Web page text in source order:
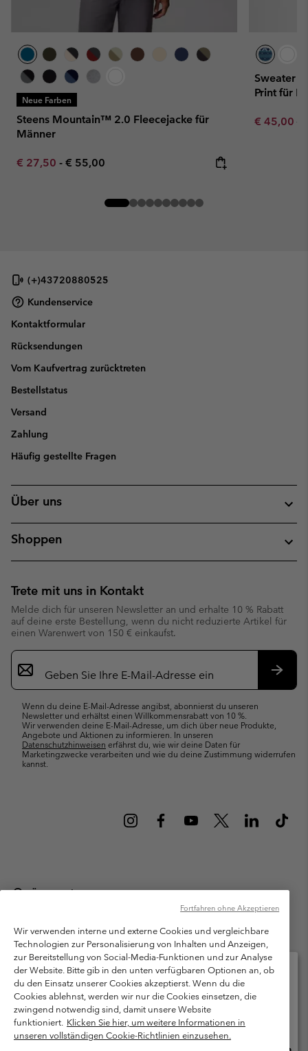
Neue Farben
Steens Mountain™ 2.0 Fleecejacke für
Männer
Minimum sale price:
€ 27,50 - Maximum price:
€ 55,00
Sweater
Print für
Sale price:
€ 45,00€
(+)43720880525
Kundenservice
Kontaktformular
Rücksendungen
Vom Kaufvertrag zurücktreten
Bestellstatus
Versand
Zahlung
Häufig gestellte Fragen
Über uns
Shoppen
Trete mit uns in Kontakt
Melde dich für unseren Newsletter an und erhalte 10 % Rabatt
auf deine erste Bestellung, wenn du nicht reduzierte Artikel für
einen Warenwert von 150 € einkaufst.
Newsletter-
Anmeldung
Wenn du deine E-Mail-Adresse angibst, abonnierst du unseren
Newsletter und erhältst einen Willkommensrabatt von 10 %.
Wir verwenden deine E-Mail-Adresse, um dich über neue Produkte,
Angebote und Aktionen zu informieren. In unseren
Datenschutzhinweisen erfährst du, wie wir deine Daten für
Marketingzwecke verarbeiten und wie du deine Zustimmung widerrufen
kannst.
Österreich
Columbia Sportswear Austria GmbH. Moosfeldstraße 1, 5101
Bergheim, Salzburg Österreich. Alle Rechte vorbehalten.
Nutzungsbedingungen
Allgemeine Verkaufsbedingungen
Garantie
Datenschutzerklärung
Bestimmungen und Bedingungen des Mitglieder Programms
Nutzungsbedingungen Für Nutzergenerierte Inhalte
Cookies
Wir verwenden interne und externe Cookies und vergleichbare
Technologien zur Personalisierung von Inhalten und Anzeigen,
zur Bereitstellung von Social-Media-Funktionen und zur Analyse
der Website. Bitte gib in den unten verfügbaren Optionen an, ob
du den Einsatz unserer Cookies akzeptierst. Wenn du die
Cookies ablehnst, werden wir nur die Cookies einsetzen, die
zwingend notwendig sind, damit unsere Website
funktioniert. Klicken Sie hier, um weitere Informationen in
unseren vollständigen Cookie-Richtlinien einzusehen.
Fortfahren ohne Akzeptieren
Bitte wählen Sie Ihr Lieferland und Ihre Sprache
Online-Einkauf verfügbar